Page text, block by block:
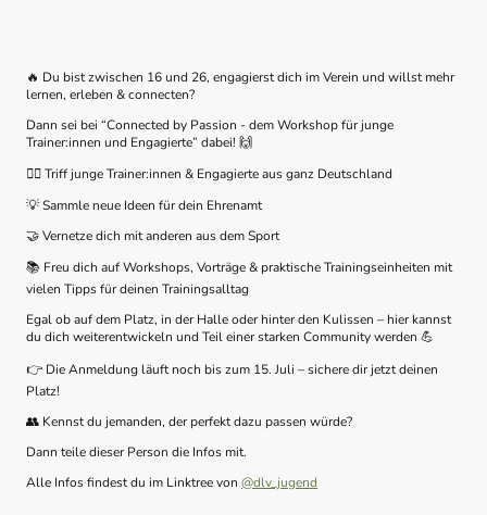
🔥 Du bist zwischen 16 und 26, engagierst dich im Verein und willst mehr
lernen, erleben & connecten?
Dann sei bei “Connected by Passion - dem Workshop für junge
Trainer:innen und Engagierte” dabei! 🙌
🏃‍♀️Triff junge Trainer:innen & Engagierte aus ganz Deutschland
💡Sammle neue Ideen für dein Ehrenamt
🤝Vernetze dich mit anderen aus dem Sport
📚 Freu dich auf Workshops, Vorträge & praktische Trainingseinheiten mit
vielen Tipps für deinen Trainingsalltag
Egal ob auf dem Platz, in der Halle oder hinter den Kulissen – hier kannst
du dich weiterentwickeln und Teil einer starken Community werden 💪
👉 Die Anmeldung läuft noch bis zum 15. Juli – sichere dir jetzt deinen
Platz!
👥 Kennst du jemanden, der perfekt dazu passen würde?
Dann teile dieser Person die Infos mit.
Alle Infos findest du im Linktree von @dlv_jugend